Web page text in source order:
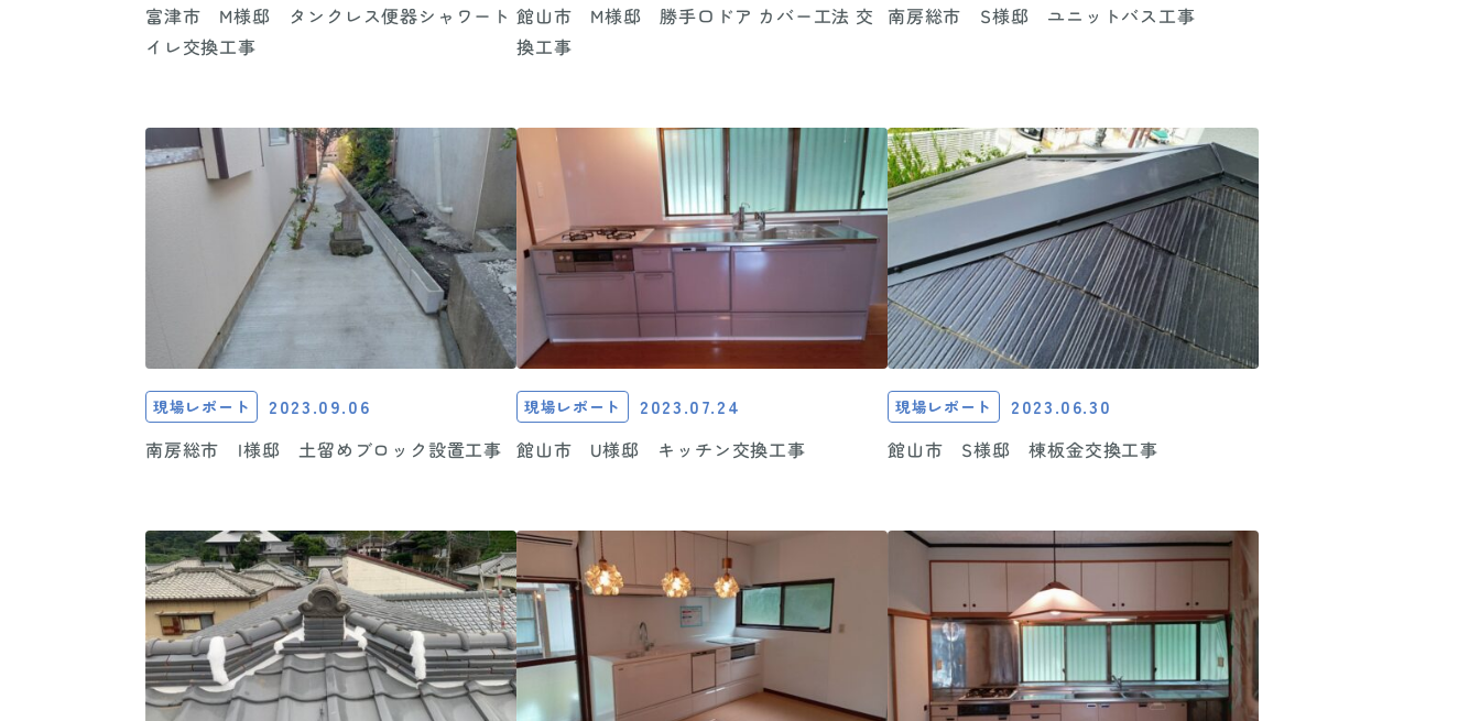
富津市 M様邸 タンクレス便器シャワート
イレ交換工事
館山市 M様邸 勝手口ドア カバー工法 交
換工事
南房総市 S様邸 ユニットバス工事
現場レポート 2023.09.06
南房総市 I様邸 土留めブロック設置工事
現場レポート 2023.07.24
館山市 U様邸 キッチン交換工事
現場レポート 2023.06.30
館山市 S様邸 棟板金交換工事